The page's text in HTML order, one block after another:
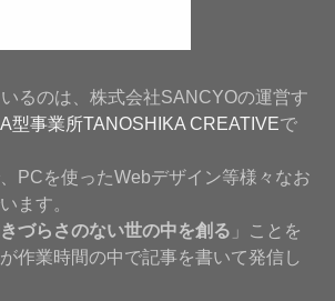
るのは、株式会社SANCYOの運営す
型事業所TANOSHIKA CREATIVEで
PCを使ったWebデザイン等様々なお
ます。
づらさのない世の中を創る 」ことを
作業時間の中で記事を書いて発信し